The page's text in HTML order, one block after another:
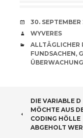
VERABREDUNG
30. SEPTEMBER
VERFASSER
WYVERES
CATEGORIES
ALLTÄGLICHER
FUNDSACHEN,
ÜBERWACHUNG
DIE VARIABLE D
MÖCHTE AUS
CODING HÖLLE
ABGEHOLT